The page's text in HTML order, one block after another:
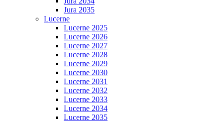
Jura 2035
Lucerne
Lucerne 2025
Lucerne 2026
Lucerne 2027
Lucerne 2028
Lucerne 2029
Lucerne 2030
Lucerne 2031
Lucerne 2032
Lucerne 2033
Lucerne 2034
Lucerne 2035